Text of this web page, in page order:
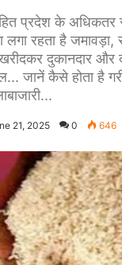
प्रदेश के अधिकतर
रहता है जमावड़ा,
दुकानदार और
जानें कैसे होता है
21, 2025 0 646